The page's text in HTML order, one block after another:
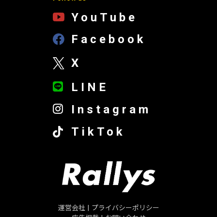
YouTube
Facebook
X
LINE
Instagram
TikTok
運営会社
プライバシーポリシー